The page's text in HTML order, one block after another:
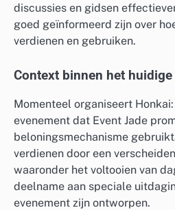
discussies en gidsen
goed geïnformeerd zijn over
verdienen en gebruiken.
Context binnen het
Momenteel organiseert
evenement dat Event Jade
beloningsmechanisme
verdienen door een
waaronder het voltooien van
deelname aan speciale
evenement zijn ontworpen.